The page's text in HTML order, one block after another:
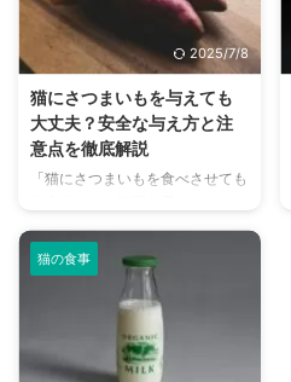
は、猫にチーズを与える際の注意
点や、与えても比較的安全とされ
るチーズの種類、さらにはおすす
第一に考えた情報を詳しく解説し
ます。 この記事の結論 猫にチー
ズを与える際はごく少量をたまに
が基本 乳糖や脂肪分により下痢
体調やアレルギー反応をよく観 ...
2025/7/8
猫にさつまいもを与えても
大丈夫？安全な与え方と注
意点を徹底解説
「猫にさつまいもを食べさせても
ありませんか？ さつまいもは栄
養価が高く、人間にとっては健康
的な食材ですが、猫にとっても同
じとは限りません。 本記事で
は、猫にさつまいもを与える際の
安全性や適切な与え方、注意すべ
きポイントなどを詳しく解説しま
猫の食事